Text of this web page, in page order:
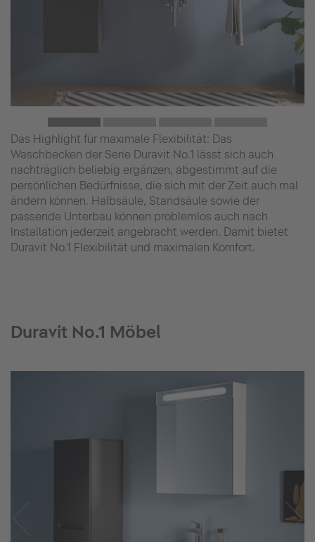
Das Highlight für maximale Flexibilität: Das
Waschbecken der Serie Duravit No.1 lässt sich auch
nachträglich beliebig ergänzen, abgestimmt auf die
persönlichen Bedürfnisse, die sich mit der Zeit auch mal
ändern können. Halbsäule, Standsäule sowie der
passende Unterbau können problemlos auch nach
Installation jederzeit angebracht werden. Damit bietet
Duravit No.1 Flexibilität und maximalen Komfort.
Duravit No.1 Möbel